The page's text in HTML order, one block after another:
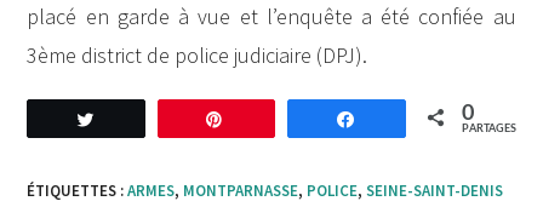
placé en garde à vue et l’enquête a été confiée au
3ème district de police judiciaire (DPJ).
Partagez 0
PARTAGES
ÉTIQUETTES : ARMES, MONTPARNASSE, POLICE, SEINE-SAINT-DENIS